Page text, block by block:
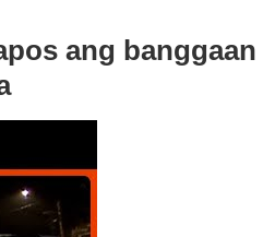
ang banggaan